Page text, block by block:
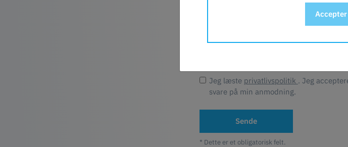
Jeg læste privatlivspolitik . Jeg
svare på min anmodning.
Sende
* Dette er et obligatorisk felt.